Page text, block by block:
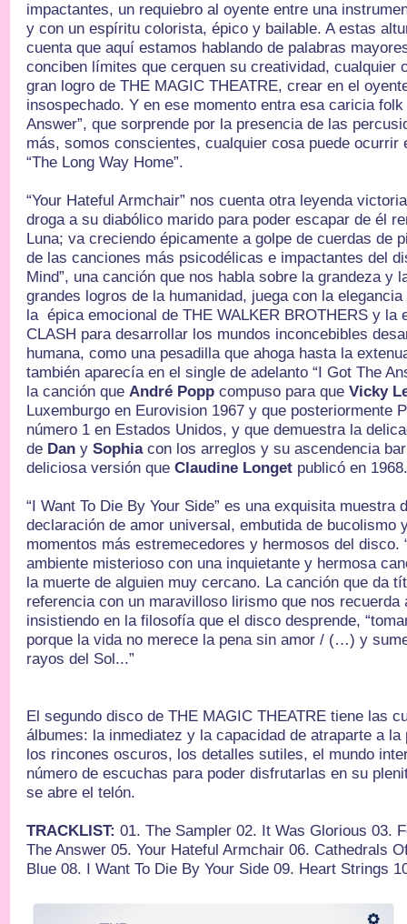
impactantes, un requiebro al oyente entre una
y con un espíritu colorista, épico y bailable. A estas
cuenta que aquí estamos hablando de palabras
conciben límites que cerquen su creatividad, cualquier
gran logro de THE MAGIC THEATRE, crear en el
insospechado. Y en ese momento entra esa caricia folk
Answer”, que sorprende por la presencia de las
más, somos conscientes, cualquier cosa puede ocurrir
“The Long Way Home”.
“Your Hateful Armchair” nos cuenta otra leyenda
droga a su diabólico marido para poder escapar de él
Luna; va creciendo épicamente a golpe de cuerdas de
de las canciones más psicodélicas e impactantes del
Mind”, una canción que nos habla sobre la grandeza y
grandes logros de la humanidad, juega con la
la épica emocional de THE WALKER BROTHERS y la
CLASH para desarrollar los mundos inconcebibles
humana, como una pesadilla que ahoga hasta la
también aparecía en el single de adelanto “I Got The
la canción queAndré Popp compuso para queVicky
Luxemburgo en Eurovision 1967 y que posteriormente
número 1 en Estados Unidos, y que demuestra la
de DanySophiacon los arreglos y su ascendencia
deliciosa versión queClaudine Longet publicó en
“I Want To Die By Your Side” es una exquisita muestra
declaración de amor universal, embutida de bucolismo
momentos más estremecedores y hermosos del disco.
ambiente misterioso con una inquietante y hermosa
la muerte de alguien muy cercano. La canción que da
referencia con un maravilloso lirismo que nos recuerda
insistiendo en la filosofía que el disco desprende,
porque la vida no merece la pena sin amor / (…) y
rayos del Sol...”
El segundo disco de THE MAGIC THEATRE tiene las
álbumes: la inmediatez y la capacidad de atraparte a
los rincones oscuros, los detalles sutiles, el mundo
número de escuchas para poder disfrutarlas en su
se abre el telón.
TRACKLIST: 01. The Sampler 02. It Was Glorious 03.
The Answer 05. Your Hateful Armchair 06. Cathedrals
Blue 08. I Want To Die By Your Side 09. Heart Strings